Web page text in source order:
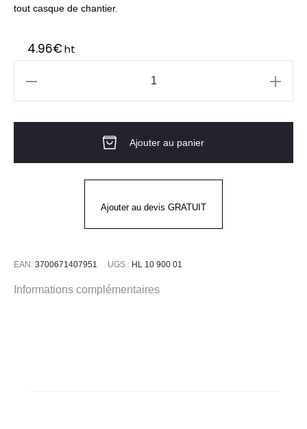
tout casque de chantier.
4.96€ht
4
frontale
Ajouter au panier
Ajouter au devis GRATUIT
EAN: 3700671407951 UGS : HL 10 900 01
Informations complémentaires